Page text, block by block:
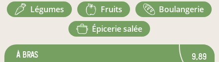
légumes fruits
boulangerie
épicerie salée
à Bras 9,89